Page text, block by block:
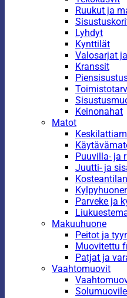
Ruukut ja
Lyhdyt
Kynttilät
Valosarjat
Kranssit
Keinonahat
Matot
Puuvilla- ja
Juutti- ja
Parveke ja
Makuuhuone
Peitot ja
Muovitettu
Patjat ja
Vaahtomuovit